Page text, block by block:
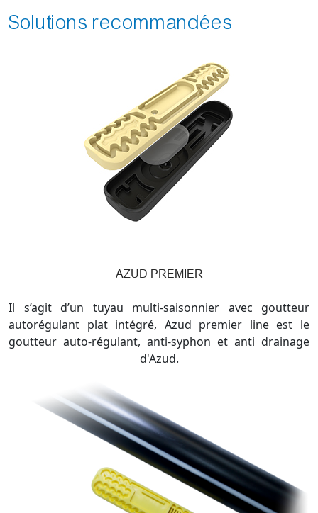
Solutions recommandées
AZUD PREMIER
Il s’agit d’un tuyau multi-saisonnier avec goutteur
autorégulant plat intégré, Azud premier line est le
goutteur auto-régulant, anti-syphon et anti drainage
d'Azud.